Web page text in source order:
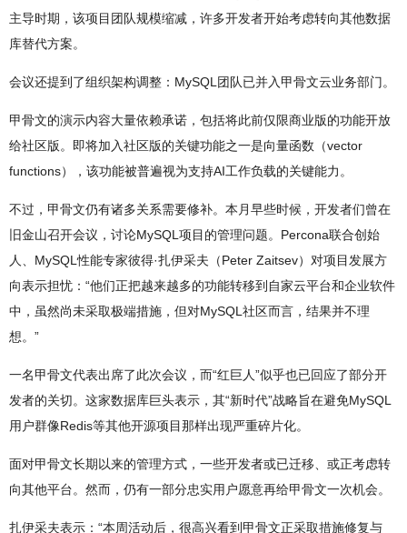
主导时期，该项目团队规模缩减，许多开发者开始考虑转向其他数据
库替代方案。
会议还提到了组织架构调整：MySQL团队已并入甲骨文云业务部门。
甲骨文的演示内容大量依赖承诺，包括将此前仅限商业版的功能开放
给社区版。即将加入社区版的关键功能之一是向量函数（vector
functions），该功能被普遍视为支持AI工作负载的关键能力。
不过，甲骨文仍有诸多关系需要修补。本月早些时候，开发者们曾在
旧金山召开会议，讨论MySQL项目的管理问题。Percona联合创始
人、MySQL性能专家彼得·扎伊采夫（Peter Zaitsev）对项目发展方
向表示担忧：“他们正把越来越多的功能转移到自家云平台和企业软件
中，虽然尚未采取极端措施，但对MySQL社区而言，结果并不理
想。”
一名甲骨文代表出席了此次会议，而“红巨人”似乎也已回应了部分开
发者的关切。这家数据库巨头表示，其“新时代”战略旨在避免MySQL
用户群像Redis等其他开源项目那样出现严重碎片化。
面对甲骨文长期以来的管理方式，一些开发者或已迁移、或正考虑转
向其他平台。然而，仍有一部分忠实用户愿意再给甲骨文一次机会。
扎伊采夫表示：“本周活动后，很高兴看到甲骨文正采取措施修复与